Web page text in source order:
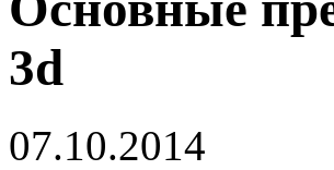
3d
07.10.2014